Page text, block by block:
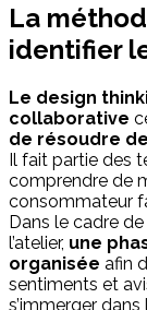
La
identifier
Le design
collaborative
de résoudre
Il fait partie des
comprendre de
consommateur
Dans le cadre
l’atelier, une
organisée afin
sentiments et
s’immerger